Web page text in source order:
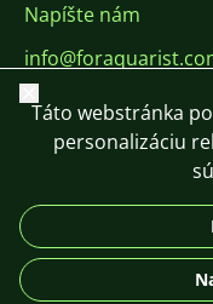
Napíšte nám
+420 603 449 602
Zavrieť
Táto webstránka
personalizáciu